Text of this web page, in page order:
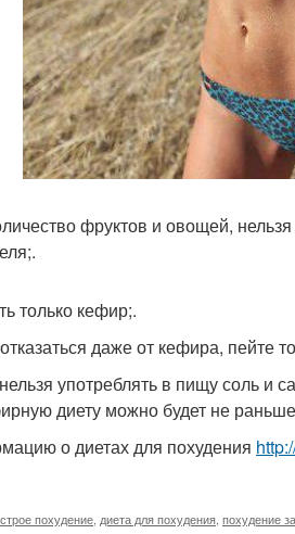
фруктов и овощей,
только кефир;.
даже от кефира, пейте
употреблять в пищу соль и
диету можно будет не
о диетах для похудения
похудение диета для похудения похудение